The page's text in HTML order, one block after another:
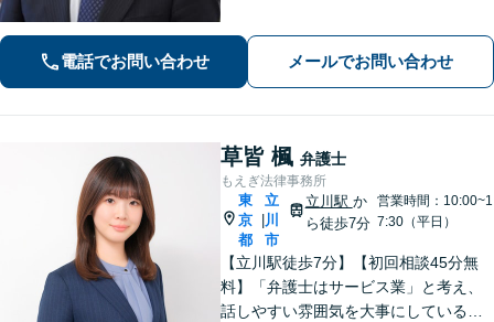
も承ります。リーズナブルな料金体系
をご提供しています。
電話でお問い合わせ メールでお問い合わせ
草皆 楓 弁護士
もえぎ法律事務所
東
京
都
立
川
市
立川駅 か
ら徒歩7分
営業時間：10:00~1
7:30（平日）
【立川駅徒歩7分】【初回相談45分無
料】「弁護士はサービス業」と考え、
話しやすい雰囲気を大事にしている事